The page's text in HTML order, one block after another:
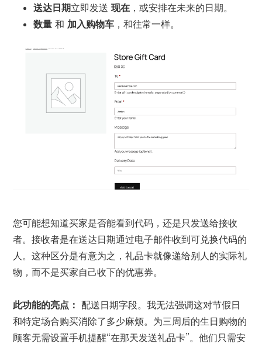
送达日期立即发送现在 ，或安排在未来的日期。
数量 和 加入购物车 ，和往常一样。
您可能想知道买家是否能看到代码，还是只发送给接收
者。接收者是在送达日期通过电子邮件收到可兑换代码的
人。这种区分是有意为之，礼品卡就像递给别人的实际礼
物，而不是买家自己收下的优惠券。
此功能的亮点： 配送日期字段。我无法强调这对节假日
和特定场合购买消除了多少麻烦。为三周后的生日购物的
顾客无需设置手机提醒“在那天发送礼品卡”。他们只需安